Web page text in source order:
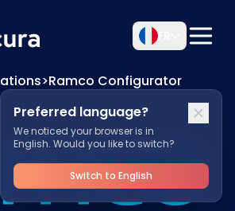
Preferred language?
We noticed your browser is in
English. Would you like to switch?
Switch to English
>Ramco Configurator